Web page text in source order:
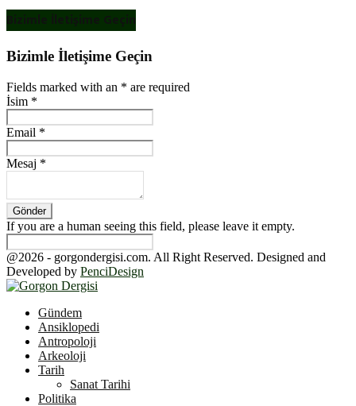
Bizimle İletişime Geçin
Bizimle İletişime Geçin
Fields marked with an * are required
İsim *
Email *
Mesaj *
If you are a human seeing this field, please leave it empty.
@2026 - gorgondergisi.com. All Right Reserved. Designed and
Developed by PenciDesign
Gündem
Ansiklopedi
Antropoloji
Arkeoloji
Tarih
Sanat Tarihi
Politika